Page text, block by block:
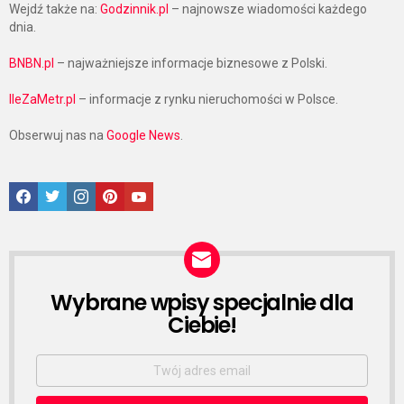
Wejdź także na: Godzinnik.pl – najnowsze wiadomości każdego
dnia.
BNBN.pl – najważniejsze informacje biznesowe z Polski.
IleZaMetr.pl – informacje z rynku nieruchomości w Polsce.
Obserwuj nas na Google News
Facebook
TwitterInstagramPinterestGoogle News
NEWSLETTER
Wybrane wpisy specjalnie dla
Ciebie!
Email